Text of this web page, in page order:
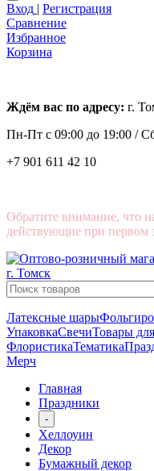
Вход | Регистрация
Сравнение
Избранное
Корзина
Ждём вас по адресу: г.
Пн-Пт с 09:00 до 19:00 /
+7 901 611 42 10
Обратите внимание, что
действующие при первом
Латексные шары
УпаковкаСвечиТовары
ФлористикаТематика
Мерч
Главная
Праздники
-
Хеллоуин
Декор
Бумажный декор